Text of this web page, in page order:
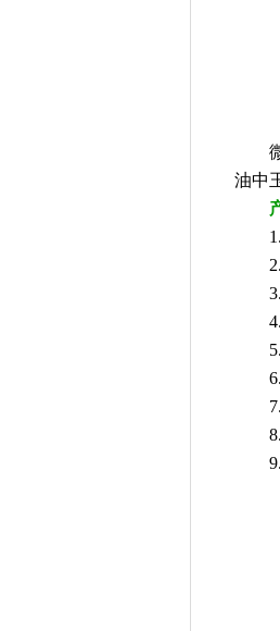
微
油中
1.
2.仪
3.
4.
5.
6.
7.
8.
9.